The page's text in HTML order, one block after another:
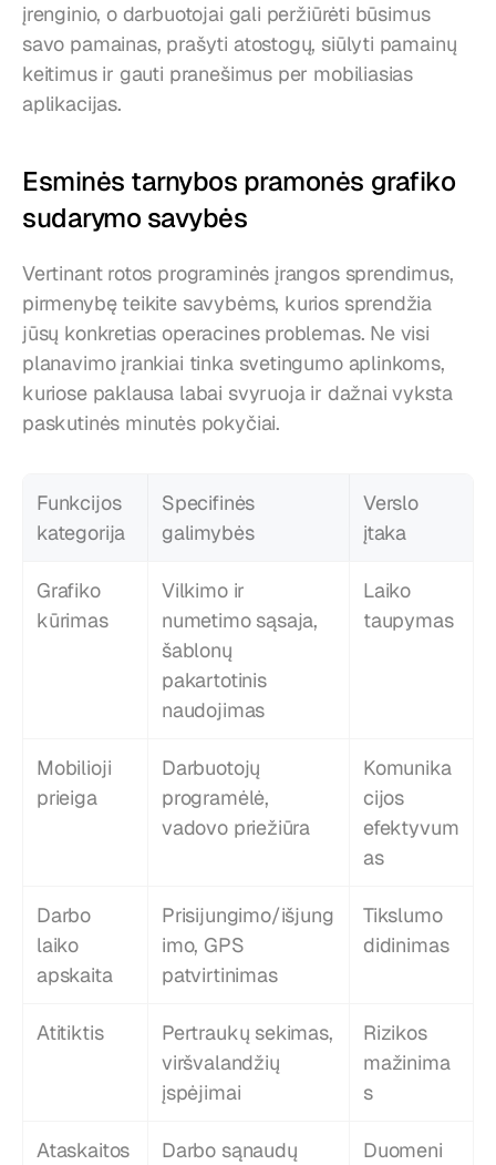
įrenginio, o darbuotojai gali peržiūrėti būsimus
savo pamainas, prašyti atostogų, siūlyti pamainų
keitimus ir gauti pranešimus per mobiliasias
aplikacijas.
Esminės tarnybos pramonės grafiko
sudarymo savybės
Vertinant rotos programinės įrangos sprendimus,
pirmenybę teikite savybėms, kurios sprendžia
jūsų konkretias operacines problemas. Ne visi
planavimo įrankiai tinka svetingumo aplinkoms,
kuriose paklausa labai svyruoja ir dažnai vyksta
paskutinės minutės pokyčiai.
Funkcijos
kategorija
Specifinės
galimybės
Verslo
įtaka
Grafiko
kūrimas
Vilkimo ir
numetimo sąsaja,
šablonų
pakartotinis
naudojimas
Laiko
taupymas
Mobilioji
prieiga
Darbuotojų
programėlė,
vadovo priežiūra
Komunika
cijos
efektyvum
as
Darbo
laiko
apskaita
Prisijungimo/išjung
imo, GPS
patvirtinimas
Tikslumo
didinimas
Atitiktis
Pertraukų sekimas,
viršvalandžių
įspėjimai
Rizikos
mažinima
s
Ataskaitos
Darbo sąnaudų
Duomeni